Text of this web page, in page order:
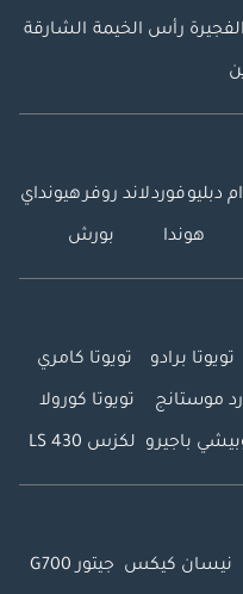
الفجيرة رأس الخيمة الشارقة
دبليوفوردلاند روفرهيونداي
هوندا بورش
تويوتا برادو تويوتا كامري
موستانج تويوتا كورولا
باجيرو لكزس LS 430
نيسان كيكس جيتور G700